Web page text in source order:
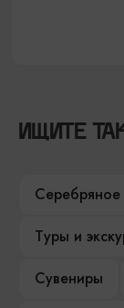
ИЩИТЕ
Туры и
Сувениры